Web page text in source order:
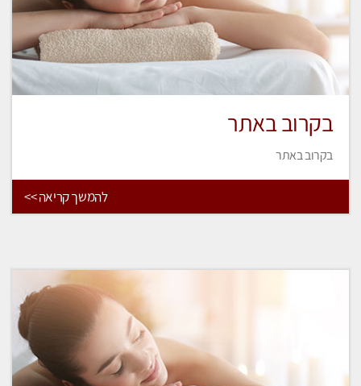
בקרוב באתר
בקרוב באתר
להמשך קריאה >>